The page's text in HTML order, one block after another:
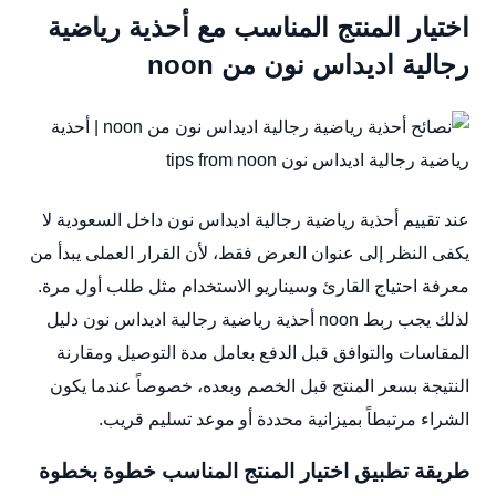
اختيار المنتج المناسب مع أحذية رياضية
رجالية اديداس نون من noon
عند تقييم أحذية رياضية رجالية اديداس نون داخل السعودية لا
يكفى النظر إلى عنوان العرض فقط، لأن القرار العملى يبدأ من
معرفة احتياج القارئ وسيناريو الاستخدام مثل طلب أول مرة.
لذلك يجب ربط noon أحذية رياضية رجالية اديداس نون دليل
المقاسات والتوافق قبل الدفع بعامل مدة التوصيل ومقارنة
النتيجة بسعر المنتج قبل الخصم وبعده، خصوصاً عندما يكون
الشراء مرتبطاً بميزانية محددة أو موعد تسليم قريب.
طريقة تطبيق اختيار المنتج المناسب خطوة بخطوة